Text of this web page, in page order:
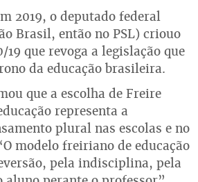
2019, o deputado federal
Brasil, então no PSL) criouo
19 que revoga a legislação que
da educação brasileira.
que a escolha de Freire
representa a
plural nas escolas e no
modelo freiriano de educação
pela indisciplina, pela